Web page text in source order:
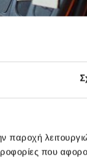
παροχή
που